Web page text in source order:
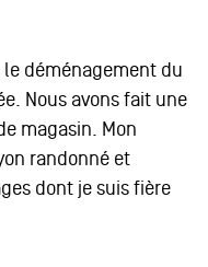
le déménagement du
Nous avons fait une
magasin. Mon
randonné et
dont je suis fière